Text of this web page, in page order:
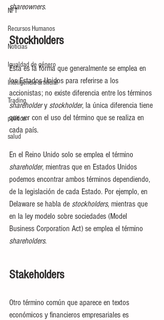
NFT
Recursos Humanos
Noticias
Igualdad de género
Inteligencia artificial
Trading
política
salud
shareowners.
Stockholders
Esta es la forma que generalmente se emplea en
los Estados Unidos para referirse a los
accionistas; no existe diferencia entre los términos
shareholder y stockholder, la única diferencia tiene
que ver con el uso del término que se realiza en
cada país.
En el Reino Unido solo se emplea el término
shareholder, mientras que en Estados Unidos
podemos encontrar ambos términos dependiendo,
de la legislación de cada Estado. Por ejemplo, en
Delaware se habla de stockholders, mientras que
en la ley modelo sobre sociedades (Model
Business Corporation Act) se emplea el término
shareholders.
Stakeholders
Otro término común que aparece en textos
económicos y financieros empresariales es